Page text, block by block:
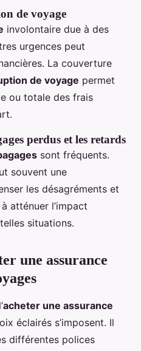
de voyage
involontaire due à des
urgences peut
La couverture
de voyage permet
ou totale des frais
perdus et les retards
sont fréquents.
souvent une
les désagréments et
atténuer l’impact
situations.
une assurance
acheter une assurance
éclairés s’imposent. Il
différentes polices